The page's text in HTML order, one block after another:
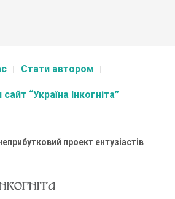
Стати автором
“Україна Інкогніта”
проект ентузіастів